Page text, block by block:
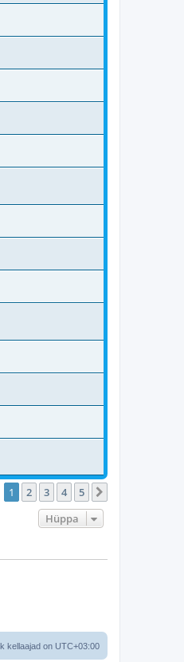
1 2 3 4 5
Hüppa
kellaajad on UTC+03:00